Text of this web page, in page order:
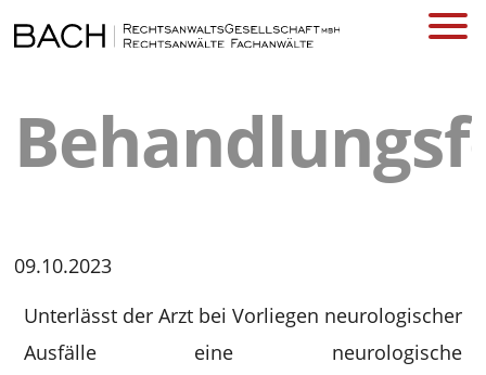
09.10.2023
Unterlässt der Arzt bei Vorliegen neurologischer
Ausfälle eine neurologische